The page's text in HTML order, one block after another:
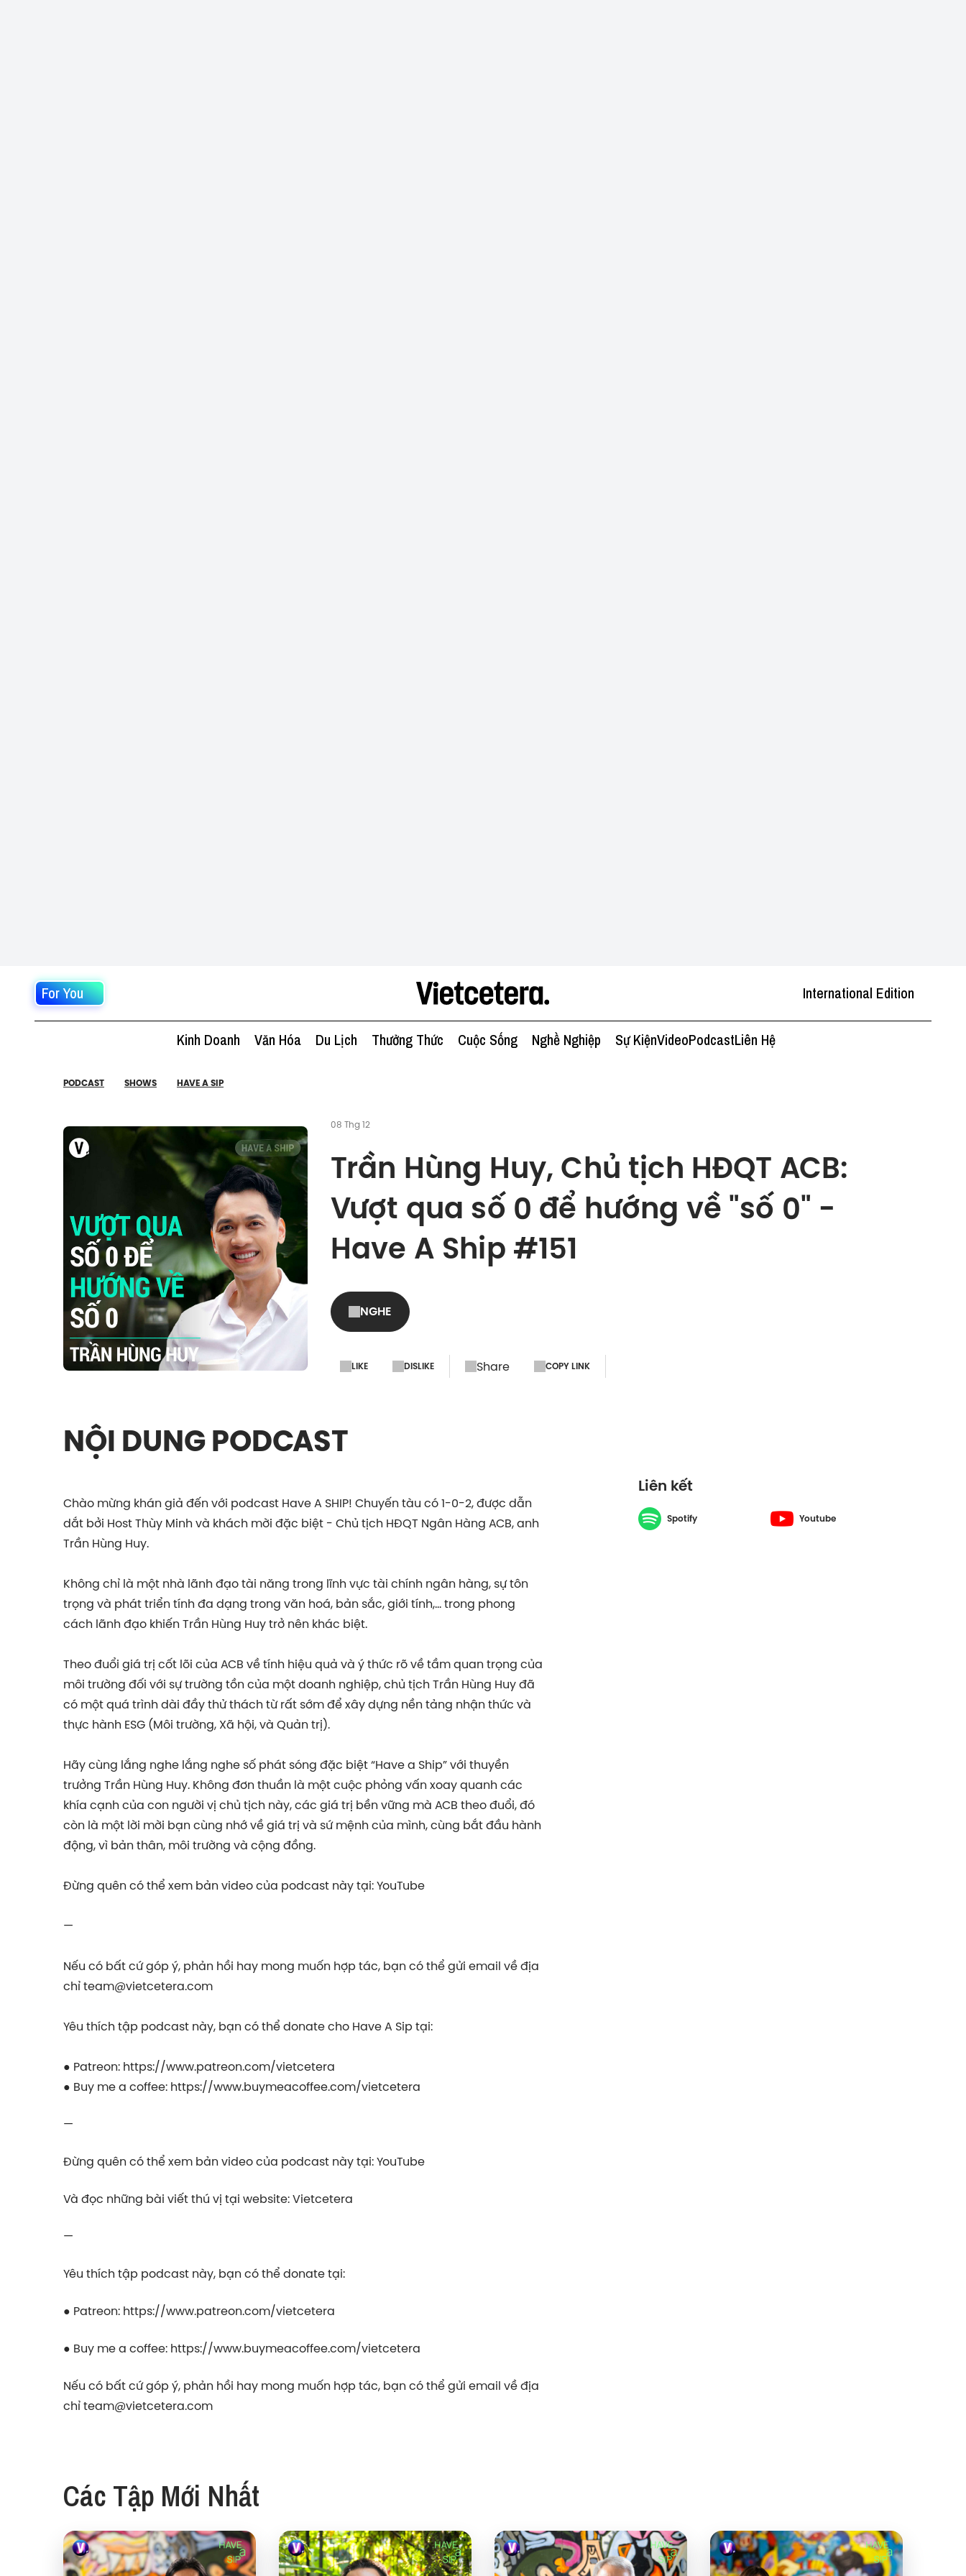
For You International Edition
Kinh Doanh Văn Hóa Du Lịch Thưởng Thức Cuộc Sống Nghề Nghiệp Sự KiệnVideoPodcastLiên Hệ
PODCAST SHOWS HAVE A SIP
08 Thg 12
Trần Hùng Huy, Chủ tịch HĐQT ACB:
Vượt qua số 0 để hướng về "số 0" -
Have A Ship #151
NGHE
LIKE DISLIKE Share COPY LINK
NỘI DUNG PODCAST
Chào mừng khán giả đến với podcast Have A SHIP! Chuyến tàu có 1-0-2, được dẫn
dắt bởi Host Thùy Minh và khách mời đặc biệt - Chủ tịch HĐQT Ngân Hàng ACB, anh
Trần Hùng Huy.
Không chỉ là một nhà lãnh đạo tài năng trong lĩnh vực tài chính ngân hàng, sự tôn
trọng và phát triển tính đa dạng trong văn hoá, bản sắc, giới tính,… trong phong
cách lãnh đạo khiến Trần Hùng Huy trở nên khác biệt.
Theo đuổi giá trị cốt lõi của ACB về tính hiệu quả và ý thức rõ về tầm quan trọng của
môi trường đối với sự trường tồn của một doanh nghiệp, chủ tịch Trần Hùng Huy đã
có một quá trình dài đầy thử thách từ rất sớm để xây dựng nền tảng nhận thức và
thực hành ESG (Môi trường, Xã hội, và Quản trị).
Hãy cùng lắng nghe lắng nghe số phát sóng đặc biệt “Have a Ship” với thuyền
trưởng Trần Hùng Huy. Không đơn thuần là một cuộc phỏng vấn xoay quanh các
khía cạnh của con người vị chủ tịch này, các giá trị bền vững mà ACB theo đuổi, đó
còn là một lời mời bạn cùng nhớ về giá trị và sứ mệnh của mình, cùng bắt đầu hành
động, vì bản thân, môi trường và cộng đồng.
Đừng quên có thể xem bản video của podcast này tại: YouTube
—
Nếu có bất cứ góp ý, phản hồi hay mong muốn hợp tác, bạn có thể gửi email về địa
chỉteam@vietcetera.com
Yêu thích tập podcast này, bạn có thể donate cho Have A Sip tại:
● Patreon: https://www.patreon.com/vietcetera
● Buy me a coffee: https://www.buymeacoffee.com/vietcetera
—
Đừng quên có thể xem bản video của podcast này tại: YouTube
Và đọc những bài viết thú vị tại website: Vietcetera
—
Yêu thích tập podcast này, bạn có thể donate tại:
● Patreon: https://www.patreon.com/vietcetera
● Buy me a coffee: https://www.buymeacoffee.com/vietcetera
Nếu có bất cứ góp ý, phản hồi hay mong muốn hợp tác, bạn có thể gửi email về địa
chỉteam@vietcetera.com
Liên kết
Spotify Youtube
Các Tập Mới Nhất